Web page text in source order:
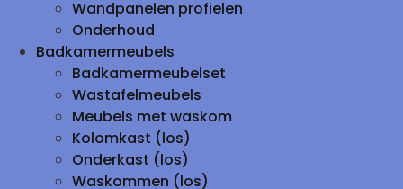
Wandpanelen profielen
Onderhoud
Badkamermeubels
Badkamermeubelset
Wastafelmeubels
Meubels met waskom
Kolomkast (los)
Onderkast (los)
Waskommen (los)